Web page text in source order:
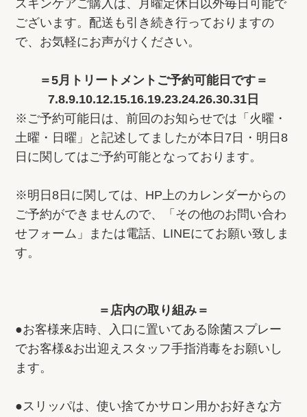
スキンケアご購入は、月曜定休日以外毎日可能で
ございます。配送も引き続き行っておりますの
で、お気軽にお声がけください。
＝5月トリートメントご予約可能日です＝
7.8.9.10.12.15.16.19.23.24.26.30.31日
※ご予約可能日は、前回のお知らせでは「火曜・
土曜・日曜」と記述してましたが本日7日・明日8
日に関してはご予約可能となっております。
※明日8日に関しては、HP上のカレンダーからの
ご予約ができませんので、「その他のお問い合わ
せフォーム」または電話、LINEにてお願い致しま
す。
＝店内の取り組み＝
●お客様来店時、入口に置いてある除菌スプレー
でお客様&お出迎えスタッフ手指消毒をお願いし
ます。
●スリッパは、使い捨てかサロン用かお好きな方